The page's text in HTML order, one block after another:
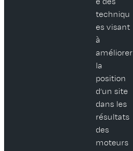
e des
techniqu
es visant
à
améliorer
la
position
d’un site
dans les
résultats
des
moteurs